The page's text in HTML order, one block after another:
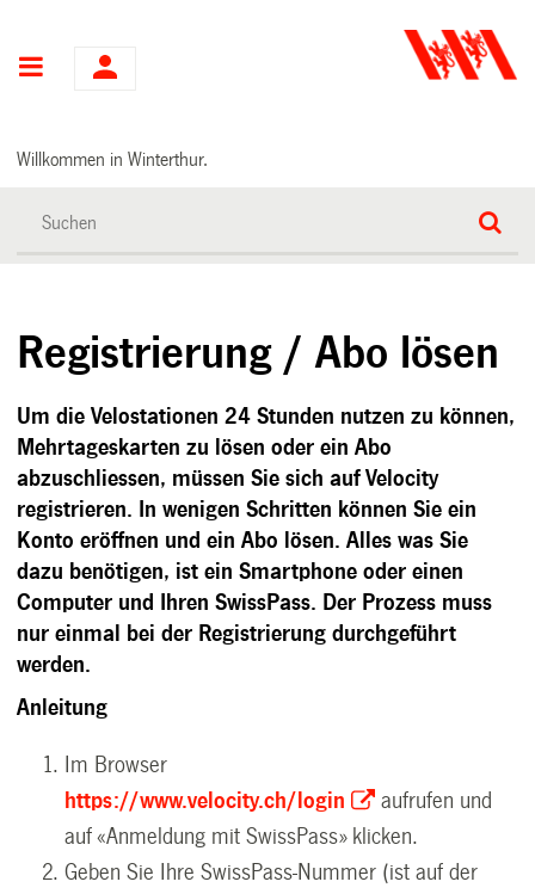
Hauptnavigation
Willkommen in Winterthur.
Registrierung / Abo lösen
Um die Velostationen 24 Stunden nutzen zu können,
Mehrtageskarten zu lösen oder ein Abo
abzuschliessen, müssen Sie sich auf Velocity
registrieren. In wenigen Schritten können Sie ein
Konto eröffnen und ein Abo lösen. Alles was Sie
dazu benötigen, ist ein Smartphone oder einen
Computer und Ihren SwissPass. Der Prozess muss
nur einmal bei der Registrierung durchgeführt
werden.
Anleitung
Im Browser
https://www.velocity.ch/login
aufrufen und
auf «Anmeldung mit SwissPass» klicken.
Geben Sie Ihre SwissPass-Nummer (ist auf der